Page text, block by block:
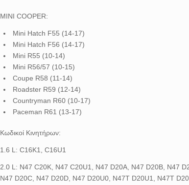
MINI COOPER:
Mini Hatch F55 (14-17)
Mini Hatch F56 (14-17)
Mini R55 (10-14)
Mini R56/57 (10-15)
Coupe R58 (11-14)
Roadster R59 (12-14)
Countryman R60 (10-17)
Paceman R61 (13-17)
Κωδικοί Κινητήρων:
1.6 L: C16K1, C16U1
2.0 L: N47 C20K, N47 C20U1, N47 D20A, N47 D20B, N47
N47 D20C, N47 D20D, N47 D20U0, N47T D20U1, N47T